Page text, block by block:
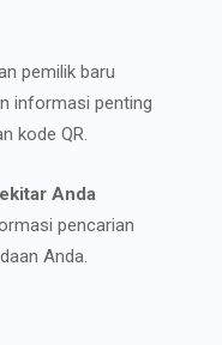
pemilik baru
informasi penting
kode QR.
Anda
pencarian
Anda.